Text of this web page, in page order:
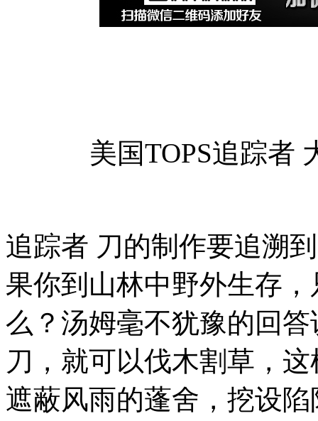
美国TOPS追踪者
追踪者 刀的制作要追溯
果你到山林中野外生存
么？汤姆毫不犹豫的回
刀，就可以伐木割草，
遮蔽风雨的蓬舍，挖设